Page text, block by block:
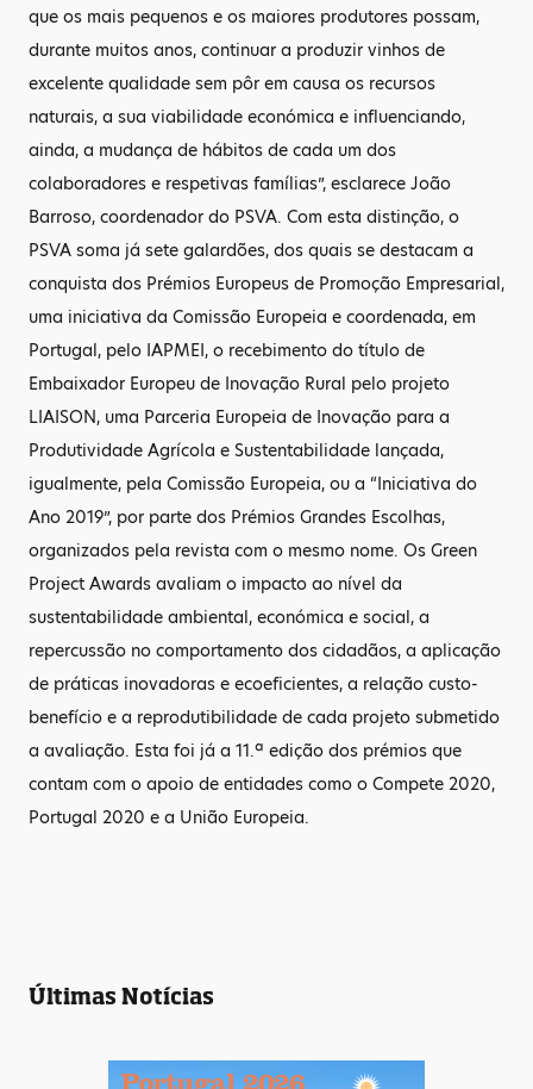
que os mais pequenos e os maiores produtores possam,
durante muitos anos, continuar a produzir vinhos de
excelente qualidade sem pôr em causa os recursos
naturais, a sua viabilidade económica e influenciando,
ainda, a mudança de hábitos de cada um dos
colaboradores e respetivas famílias”, esclarece João
Barroso, coordenador do PSVA. Com esta distinção, o
PSVA soma já sete galardões, dos quais se destacam a
conquista dos Prémios Europeus de Promoção Empresarial,
uma iniciativa da Comissão Europeia e coordenada, em
Portugal, pelo IAPMEI, o recebimento do título de
Embaixador Europeu de Inovação Rural pelo projeto
LIAISON, uma Parceria Europeia de Inovação para a
Produtividade Agrícola e Sustentabilidade lançada,
igualmente, pela Comissão Europeia, ou a “Iniciativa do
Ano 2019”, por parte dos Prémios Grandes Escolhas,
organizados pela revista com o mesmo nome. Os Green
Project Awards avaliam o impacto ao nível da
sustentabilidade ambiental, económica e social, a
repercussão no comportamento dos cidadãos, a aplicação
de práticas inovadoras e ecoeficientes, a relação custo-
benefício e a reprodutibilidade de cada projeto submetido
a avaliação. Esta foi já a 11.ª edição dos prémios que
contam com o apoio de entidades como o Compete 2020,
Portugal 2020 e a União Europeia.
Últimas Notícias